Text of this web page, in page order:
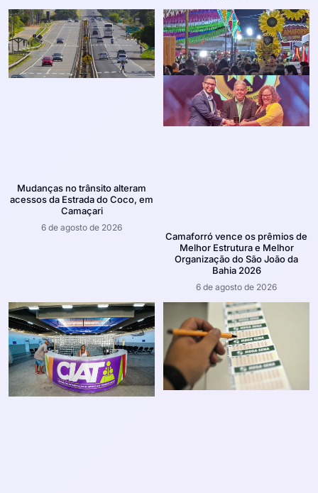
Mudanças no trânsito alteram
acessos da Estrada do Coco, em
Camaçari
6 de agosto de 2026
Camaforró vence os prêmios de
Melhor Estrutura e Melhor
Organização do São João da
Bahia 2026
6 de agosto de 2026